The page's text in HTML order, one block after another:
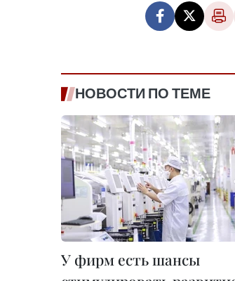
НОВОСТИ ПО ТЕМЕ
У фирм есть шансы